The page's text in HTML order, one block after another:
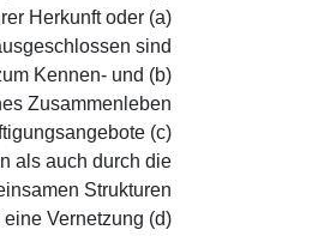
Herkunft oder
sind.
Kennen- und
Zusammenleben.
als auch durch die
Strukturen.
eine Vernetzung